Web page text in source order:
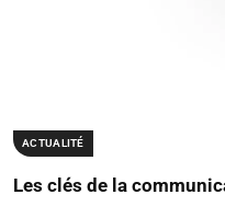
ACTUALITÉ
Les clés de la